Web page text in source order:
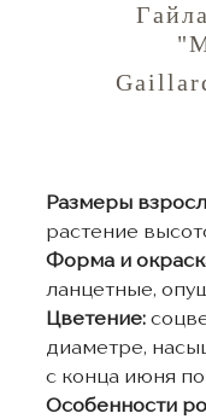
Размеры
растение
Форма и
ланцетные,
Цветение:
диаметре,
с конца июня по
Особенности